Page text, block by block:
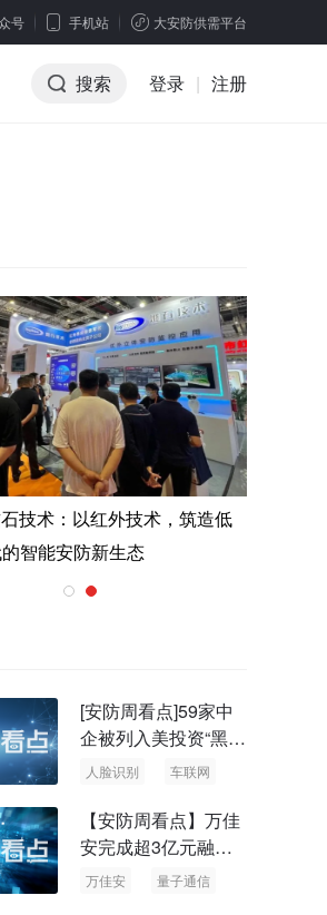
号 手机站 大安防供需平台
搜索 登录 | 注册
技术：以红外技术，筑造低
智能安防新生态
[安防周看点]59家中
企被列入美投资“黑名
单” 中国信通院启动
人脸识别 车联网
【安防周看点】万佳
安完成超3亿元融资
国内首批量子通信标
万佳安 量子通信